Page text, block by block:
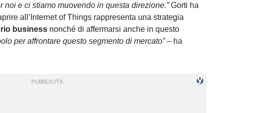
noi e ci stiamo muovendo in questa direzione.”Gorti ha
all’Internet of Things rappresenta una strategia
business nonché di affermarsi anche in questo
per affrontare questo segmento di mercato”– ha